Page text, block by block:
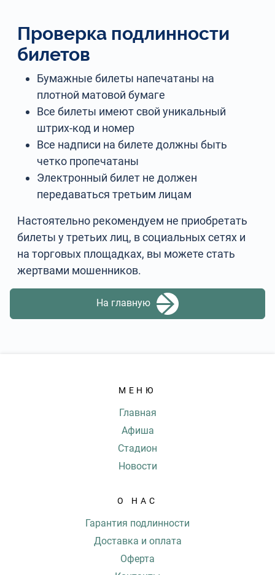
Проверка подлинности
билетов
Бумажные билеты напечатаны на
плотной матовой бумаге
Все билеты имеют свой уникальный
штрих-код и номер
Все надписи на билете должны быть
четко пропечатаны
Электронный билет не должен
передаваться третьим лицам
Настоятельно рекомендуем не приобретать
билеты у третьих лиц, в социальных сетях и
на торговых площадках, вы можете стать
жертвами мошенников.
На главную
МЕНЮ
Главная
Афиша
Стадион
Новости
О НАС
Гарантия подлинности
Доставка и оплата
Оферта